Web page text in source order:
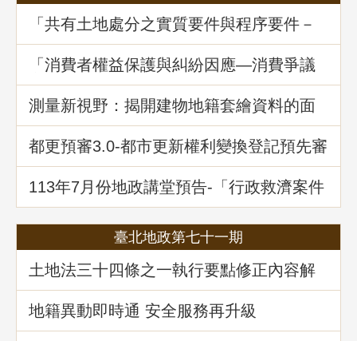
「共有土地處分之實質要件與程序要件－
以土地法第34條之1執行要點修正為中心」
地政講堂回顧
「消費者權益保護與糾紛因應—消費爭議
案例分享」地政講堂回顧
測量新視野：揭開建物地籍套繪資料的面
紗
都更預審3.0-都市更新權利變換登記預先審
查制度
113年7月份地政講堂預告-「行政救濟案件
剖析-以若干土地測量及登記事件為例」
臺北地政第七十一期
土地法三十四條之一執行要點修正內容解
析
地籍異動即時通 安全服務再升級